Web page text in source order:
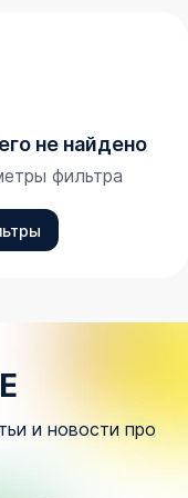
не найдено
фильтра
и новости про